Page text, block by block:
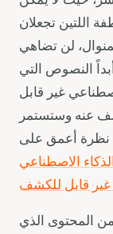
اللتين تجعلان
لن تضاهي
النصوص التي
غير قابل
عنه وستستمر
نظرة أعمق على
الاصطناعي
غير قابل للكشف
المحتوى الذي